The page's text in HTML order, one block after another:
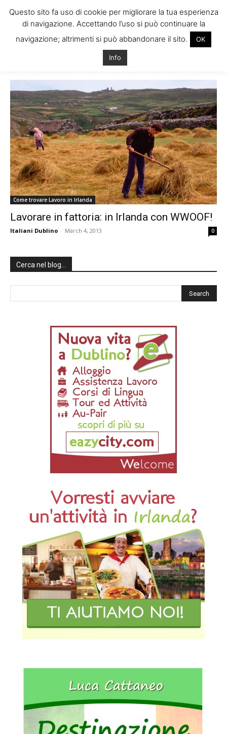
Tag: au pair fattoria irlanda
Come trovare Lavoro in Irlanda
Lavorare in fattoria: in Irlanda con WWOOF!
Italiani Dublino - March 4, 2013 0
Cerca nel blog…
Questo sito fa uso di cookie per migliorare la tua esperienza
di navigazione. Accettando l’uso si può continuare la
navigazione; altrimenti si può abbandonare il sito.
OK
Info